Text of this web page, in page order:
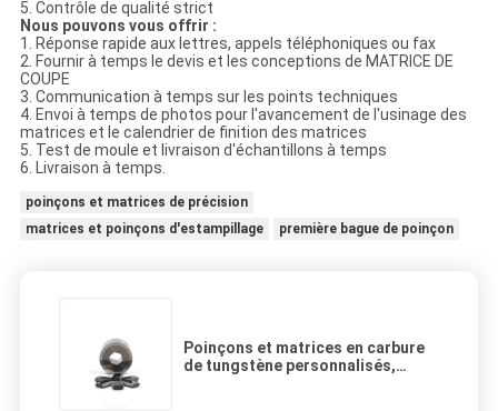
5. Contrôle de qualité strict
Nous pouvons vous offrir :
1. Réponse rapide aux lettres, appels téléphoniques ou fax
2. Fournir à temps le devis et les conceptions de MATRICE DE
COUPE
3. Communication à temps sur les points techniques
4. Envoi à temps de photos pour l'avancement de l'usinage des
matrices et le calendrier de finition des matrices
5. Test de moule et livraison d'échantillons à temps
6. Livraison à temps.
poinçons et matrices de précision
matrices et poinçons d'estampillage
première bague de poinçon
Poinçons et matrices en carbure
de tungstène personnalisés,